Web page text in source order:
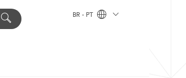
BR - PT